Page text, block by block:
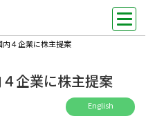
４企業に株主提案
企業に株主提案
English